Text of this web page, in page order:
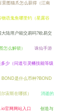
景图猫爪怎么获得（江南
物语鬼鱼哪里钓（星露谷
大陆用户能交易吗?欧易交
怎么解锁） 诛仙手游
少（问道引灵幡技能等级
BOND是什么币种?BOND
宙斯在哪抓） 消逝的
官网网站入口 创造与